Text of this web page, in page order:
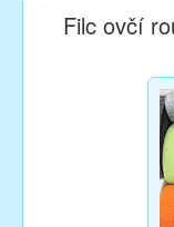
Filc ovčí